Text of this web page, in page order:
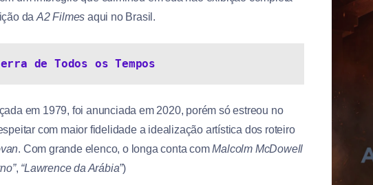
daA2 Filmes aqui no Brasil.
de Todos os Tempos
em 1979, foi anunciada em 2020, porém só estreou no
com maior fidelidade a idealização artística dos roteiro
. Com grande elenco, o longa conta comMalcolm McDowell
, “Lawrence da Arábia”)